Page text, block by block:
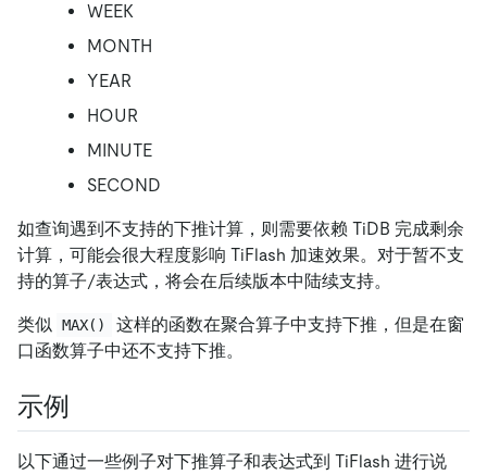
WEEK
MONTH
YEAR
HOUR
MINUTE
SECOND
如查询遇到不支持的下推计算，则需要依赖 TiDB 完成剩余
计算，可能会很大程度影响 TiFlash 加速效果。对于暂不支
持的算子/表达式，将会在后续版本中陆续支持。
类似 MAX()
这样的函数在聚合算子中支持下推，但是在窗
口函数算子中还不支持下推。
示例
以下通过一些例子对下推算子和表达式到 TiFlash 进行说